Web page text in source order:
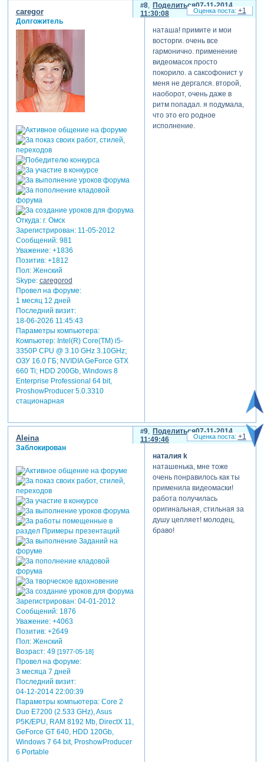
Поделиться
8
07-11-2014
11:30:08
caregor
Долгожитель
Откуда:г. Омск
Зарегистрирован: 11-05-2012
Сообщений:981
Уважение: +1836
Позитив: +1812
Пол:Женский
Skype: caregorod
Провел на форуме:
1 месяц 12 дней
Последний визит:
18-06-2026 11:45:43
Параметры компьютера:
Компьютер: Intel(R) Core(TM) i5-
3350P CPU @ 3.10 GHz 3.10GHz;
ОЗУ 16.0 ГБ; NVIDIA GeForce GTX
660 Ti; HDD 200Gb, Windows 8
Enterprise Professional 64 bit,
ProshowProducer 5.0.3310
стационарная
наташа! примите и мои
восторги. очень все
гармонично. применение
видеомасок просто
покорило. а саксофонист у
меня не дергался. второй,
наоборот, очень даже в
ритм попадал. я подумала,
что это его родное
исполнение.
+1
Поделиться
9
07-11-2014
11:49:46
Aleina
Заблокирован
Зарегистрирован: 04-01-2012
Сообщений:1876
Уважение: +4063
Позитив: +2649
Пол:Женский
Возраст:49 [1977-05-18]
Провел на форуме:
3 месяца 7 дней
Последний визит:
04-12-2014 22:00:39
Параметры компьютера:Core 2
Duo E7200 (2.533 GHz), Asus
P5K/EPU, RAM 8192 Mb, DirectX 11,
GeForce GT 640, HDD 120Gb,
Windows 7 64 bit, ProshowProducer
6 Portable
наталия k
наташенька, мне тоже
очень понравилось как ты
применила видеомаски!
работа получилась
оригинальная, стильная за
душу цепляет! молодец,
браво!
+1